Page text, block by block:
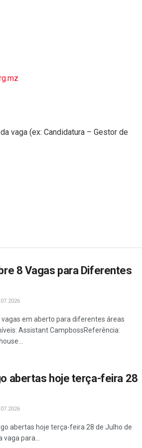
vaga (ex: Candidatura – Gestor de
8 Vagas para Diferentes
em aberto para diferentes áreas
Assistant CampbossReferência:
abertas hoje terça-feira 28
abertas hoje terça-feira 28 de Julho de
para...